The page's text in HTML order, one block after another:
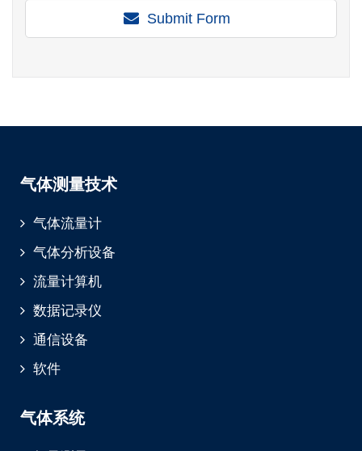
Submit Form
气体测量技术
气体流量计
气体分析设备
流量计算机
数据记录仪
通信设备
软件
气体系统